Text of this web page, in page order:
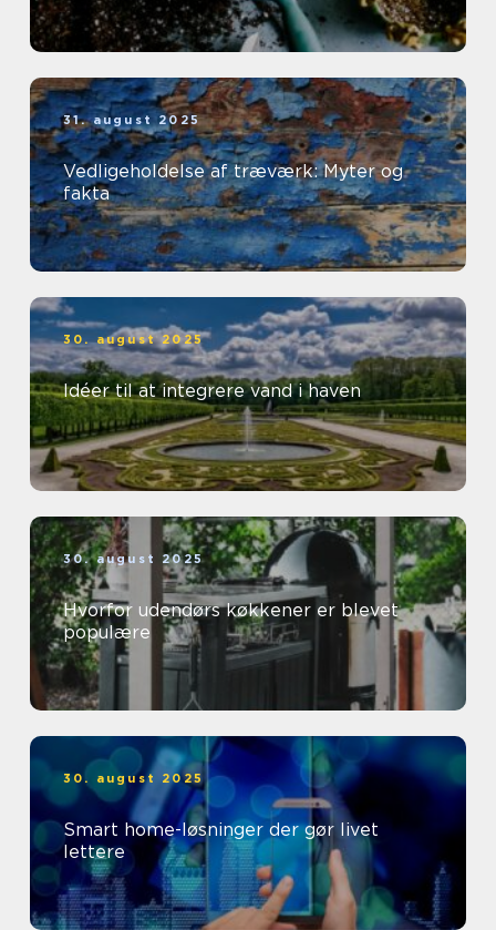
31. august 2025
Vedligeholdelse af træværk: Myter og
fakta
30. august 2025
Idéer til at integrere vand i haven
30. august 2025
Hvorfor udendørs køkkener er blevet
populære
30. august 2025
Smart home-løsninger der gør livet
lettere